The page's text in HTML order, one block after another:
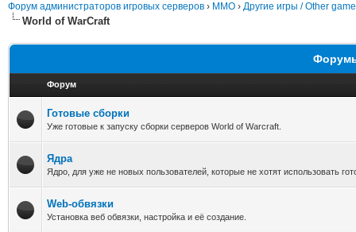
Форум администраторов игровых серверов › MMO › Другие игры / Other
World of WarCraft
Форум
Готовые сборки
Уже готовые к запуску сборки серверов World of Warcraft.
Ядра
Ядро, для уже не новых пользователей, которые не хотят использовать
Web-обвязки
Установка веб обвязки, настройка и её создание.